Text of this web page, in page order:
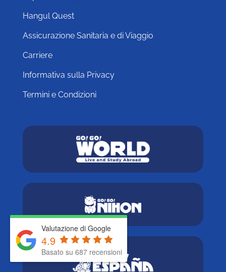
Valutazione di Google
4.9
Basato su 687 recensioni
Hangul Quest
Assicurazione Sanitaria e di Viaggio
Carriere
Informativa sulla Privacy
Termini e Condizioni